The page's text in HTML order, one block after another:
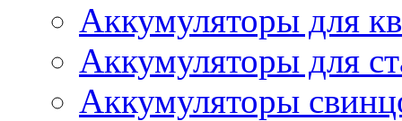
Аккумуляторы для
Аккумуляторы для
Аккумуляторы